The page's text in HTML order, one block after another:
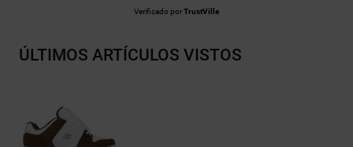
Verificado porTrustVille
ÚLTIMOS ARTÍCULOS VISTOS